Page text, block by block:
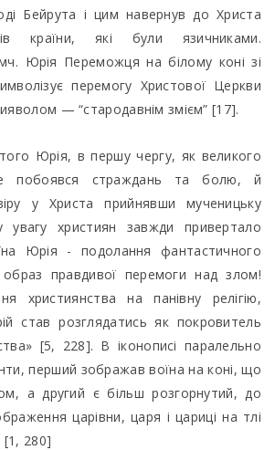
Бейрута і цим навернув до Христа
країни, які були язичниками.
Юрія Переможця на білому коні зі
перемогу Христової Церкви
— “стародавнім змієм” [17].
Юрія, в першу чергу, як великого
побоявся страждань та болю, й
у Христа прийнявши мученицьку
увагу християн завжди привертало
Юрія - подолання фантастичного
правдивої перемоги над злом!
християнства на панівну релігію,
став розглядатись як покровитель
[5, 228]. В іконописі паралельно
перший зображав воїна на коні, що
а другий є більш розгорнутий, до
царівни, царя і цариці на тлі
[1, 280]